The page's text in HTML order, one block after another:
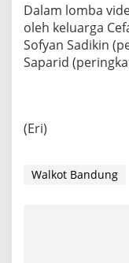
Dalam lomba
oleh keluarga
Sofyan Sadikin
Saparid
(Eri)
Walkot Bandung